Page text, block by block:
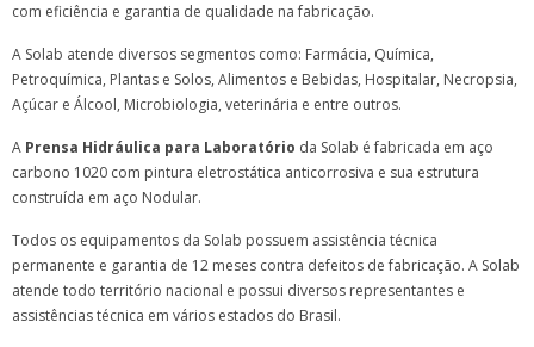
com eficiência e garantia de qualidade na fabricação.
A Solab atende diversos segmentos como: Farmácia, Química,
Petroquímica, Plantas e Solos, Alimentos e Bebidas, Hospitalar, Necropsia,
Açúcar e Álcool, Microbiologia, veterinária e entre outros.
A Prensa Hidráulica para Laboratório da Solab é fabricada em aço
carbono 1020 com pintura eletrostática anticorrosiva e sua estrutura
construída em aço Nodular.
Todos os equipamentos da Solab possuem assistência técnica
permanente e garantia de 12 meses contra defeitos de fabricação. A Solab
atende todo território nacional e possui diversos representantes e
assistências técnica em vários estados do Brasil.